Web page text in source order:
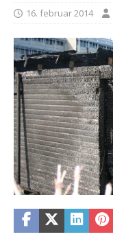
16. februar 2014